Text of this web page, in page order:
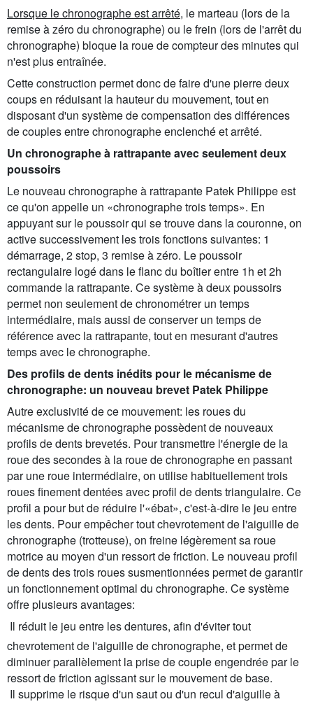
Lorsque le chronographe est arrêté, le marteau (lors de la
remise à zéro du chronographe) ou le frein (lors de l'arrêt du
chronographe) bloque la roue de compteur des minutes qui
n'est plus entraînée.
Cette construction permet donc de faire d'une pierre deux
coups en réduisant la hauteur du mouvement, tout en
disposant d'un système de compensation des différences
de couples entre chronographe enclenché et arrêté.
Un chronographe à rattrapante avec seulement deux
poussoirs
Le nouveau chronographe à rattrapante Patek Philippe est
ce qu'on appelle un «chronographe trois temps». En
appuyant sur le poussoir qui se trouve dans la couronne, on
active successivement les trois fonctions suivantes: 1
démarrage, 2 stop, 3 remise à zéro. Le poussoir
rectangulaire logé dans le flanc du boîtier entre 1h et 2h
commande la rattrapante. Ce système à deux poussoirs
permet non seulement de chronométrer un temps
intermédiaire, mais aussi de conserver un temps de
référence avec la rattrapante, tout en mesurant d'autres
temps avec le chronographe.
Des profils de dents inédits pour le mécanisme de
chronographe: un nouveau brevet Patek Philippe
Autre exclusivité de ce mouvement: les roues du
mécanisme de chronographe possèdent de nouveaux
profils de dents brevetés. Pour transmettre l'énergie de la
roue des secondes à la roue de chronographe en passant
par une roue intermédiaire, on utilise habituellement trois
roues finement dentées avec profil de dents triangulaire. Ce
profil a pour but de réduire l'«ébat», c'est-à-dire le jeu entre
les dents. Pour empêcher tout chevrotement de l'aiguille de
chronographe (trotteuse), on freine légèrement sa roue
motrice au moyen d'un ressort de friction. Le nouveau profil
de dents des trois roues susmentionnées permet de garantir
un fonctionnement optimal du chronographe. Ce système
offre plusieurs avantages:
 Il réduit le jeu entre les dentures, afin d'éviter tout
chevrotement de l'aiguille de chronographe, et permet de
diminuer parallèlement la prise de couple engendrée par le
ressort de friction agissant sur le mouvement de base.
 Il supprime le risque d'un saut ou d'un recul d'aiguille à